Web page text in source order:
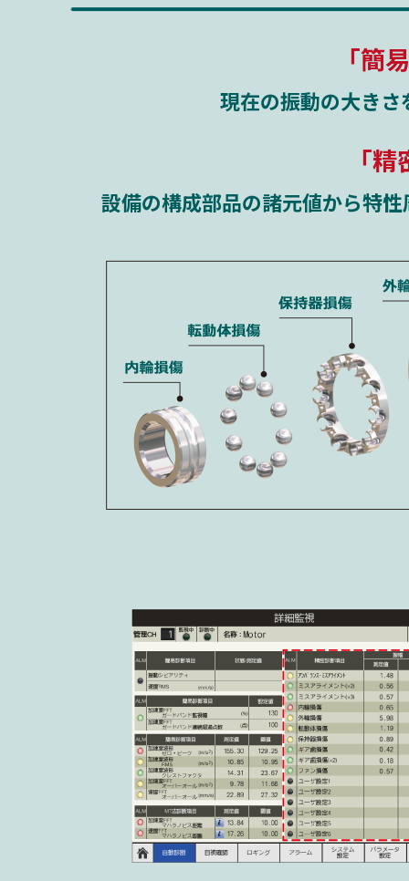
｢簡
現在の振動の大き
｢精
設備の構成部品の諸元値から特